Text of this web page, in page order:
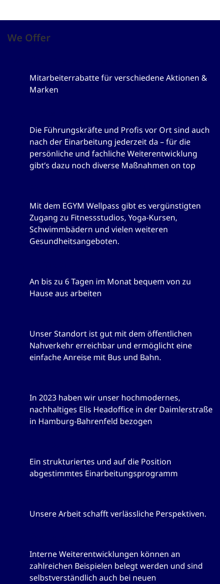
We Offer
Mitarbeiterrabatte für verschiedene Aktionen &
Marken
Die Führungskräfte und Profis vor Ort sind auch
nach der Einarbeitung jederzeit da – für die
persönliche und fachliche Weiterentwicklung
gibt’s dazu noch diverse Maßnahmen on top
Mit dem EGYM Wellpass gibt es vergünstigten
Zugang zu Fitnessstudios, Yoga-Kursen,
Schwimmbädern und vielen weiteren
Gesundheitsangeboten.
An bis zu 6 Tagen im Monat bequem von zu
Hause aus arbeiten
Unser Standort ist gut mit dem öffentlichen
Nahverkehr erreichbar und ermöglicht eine
einfache Anreise mit Bus und Bahn.
In 2023 haben wir unser hochmodernes,
nachhaltiges Elis Headoffice in der Daimlerstraße
in Hamburg-Bahrenfeld bezogen
Ein strukturiertes und auf die Position
abgestimmtes Einarbeitungsprogramm
Unsere Arbeit schafft verlässliche Perspektiven.
Interne Weiterentwicklungen können an
zahlreichen Beispielen belegt werden und sind
selbstverständlich auch bei neuen